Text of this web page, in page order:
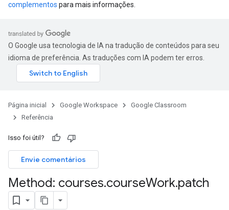
complementos para mais informações.
O Google usa tecnologia de IA na tradução de conteúdos para seu
idioma de preferência. As traduções com IA podem ter erros.
Página inicial Google Workspace
Google Classroom
Referência
Isso foi útil?
Envie comentários
Method: courses.courseWork.patch